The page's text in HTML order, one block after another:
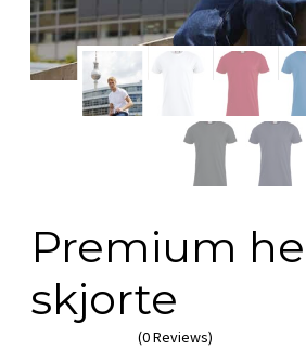
Premium
skjorte
(0 Reviews)